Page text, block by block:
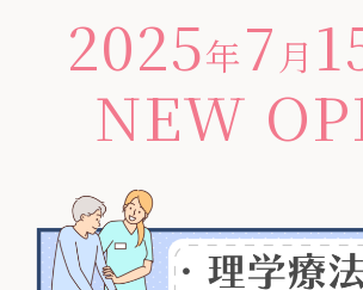
2025年7 月
NEW